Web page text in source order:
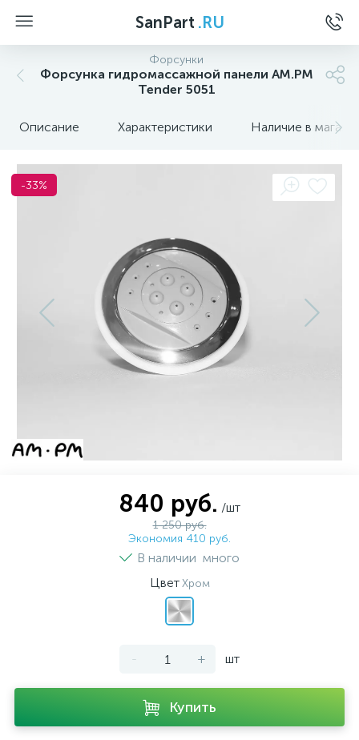
SanPart .RU
Форсунки
Форсунка гидромассажной панели AM.PM
Tender 5051
Описание Характеристики Наличие в
-33%
840 руб. /шт
1 250 руб.
Экономия 410 руб.
В наличии много
Цвет Хром
- + шт
Купить